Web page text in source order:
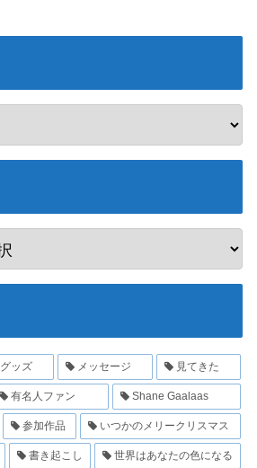
グッズ メッセージ 見てきた
有名人ファン Shane Gaalaas
参加作品 いつかのメリークリスマス
書き起こし 世界はあなたの色になる